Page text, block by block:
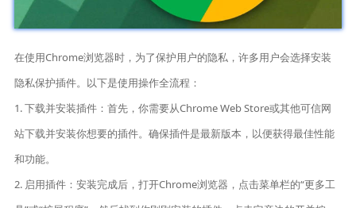
在使用Chrome浏览器时，为了保护用户的隐私，许多用户会选择安装
隐私保护插件。以下是使用操作全流程：
1. 下载并安装插件：首先，你需要从Chrome Web Store或其他可信网
站下载并安装你想要的插件。确保插件是最新版本，以便获得最佳性能
和功能。
2. 启用插件：安装完成后，打开Chrome浏览器，点击菜单栏的“更多工